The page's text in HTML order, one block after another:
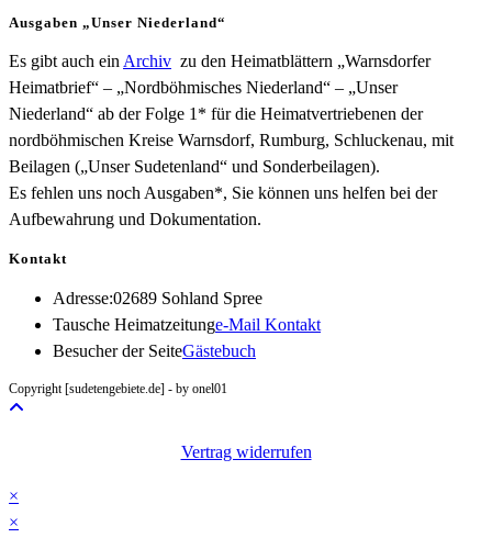
Ausgaben „Unser Niederland“
Es gibt auch ein Archiv zu den Heimatblättern „Warnsdorfer
Heimatbrief“ – „Nordböhmisches Niederland“ – „Unser
Niederland“ ab der Folge 1* für die Heimatvertriebenen der
nordböhmischen Kreise Warnsdorf, Rumburg, Schluckenau, mit
Beilagen („Unser Sudetenland“ und Sonderbeilagen).
Es fehlen uns noch Ausgaben*, Sie können uns helfen bei der
Aufbewahrung und Dokumentation.
Kontakt
Adresse:02689 Sohland Spree
Tausche Heimatzeitunge-Mail KontaktOpens
Besucher der SeiteGästebuch
Copyright [sudetengebiete.de] - by onel01
Vertrag widerrufen
×
×